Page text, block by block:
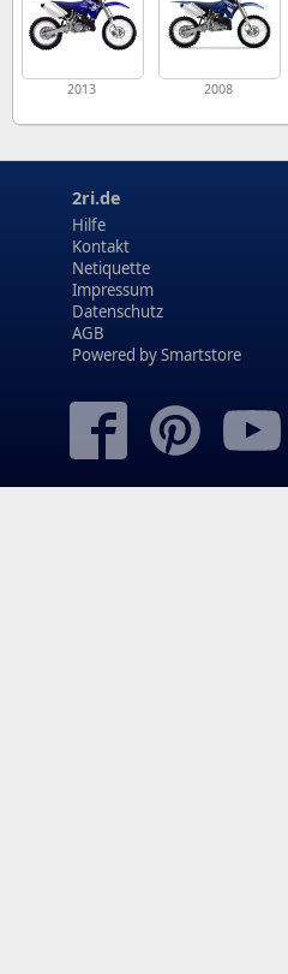
2013 2008
2ri.de
Hilfe
Kontakt
Netiquette
Impressum
Datenschutz
AGB
Powered bySmartstore